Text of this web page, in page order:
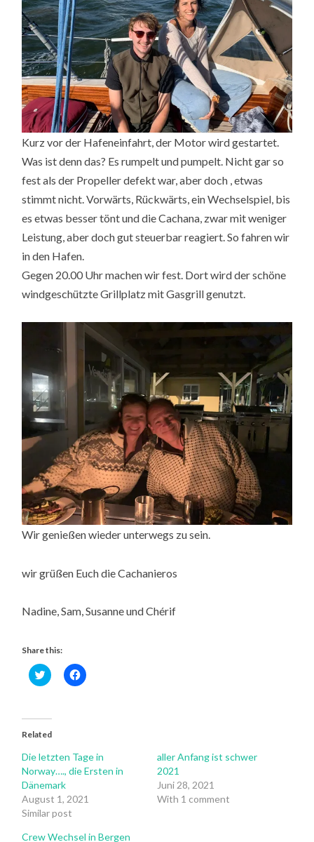
Kurz vor der Hafeneinfahrt, der Motor wird gestartet.
Was ist denn das? Es rumpelt und pumpelt. Nicht gar so
fest als der Propeller defekt war, aber doch , etwas
stimmt nicht. Vorwärts, Rückwärts, ein Wechselspiel, bis
es etwas besser tönt und die Cachana, zwar mit weniger
Leistung, aber doch gut steuerbar reagiert. So fahren wir
in den Hafen.
Gegen 20.00 Uhr machen wir fest. Dort wird der schöne
windgeschützte Grillplatz mit Gasgrill genutzt.
Wir genießen wieder unterwegs zu sein.
wir grüßen Euch die Cachanieros
Nadine, Sam, Susanne und Chérif
Share this:
Click
to
(Opens
new
Click
to
Related
Die letzten Tage in
Norway…., die Ersten in
Dänemark
August 1, 2021
Similar post
aller Anfang ist schwer
2021
Juni 28, 2021
With 1 comment
Crew Wechsel in Bergen